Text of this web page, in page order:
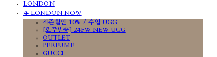
LONDON
✈️ LONDON NOW
시즌할인 10% / 수입 UGG
[호주발송] 24FW NEW UGG
OUTLET
PERFUME
GUCCI